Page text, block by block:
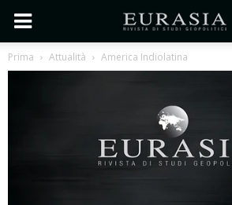
Prima Attualità America Indiolatina